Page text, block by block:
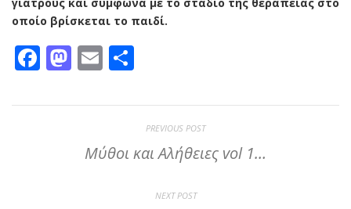
γιατρούς και σύμφωνα με το στάδιο της θεραπείας στο
οποίο βρίσκεται το παιδί.
Facebook
Mastodon
Email
PREVIOUS POST
Μύθοι και Αλήθειες vol 1…
NEXT POST